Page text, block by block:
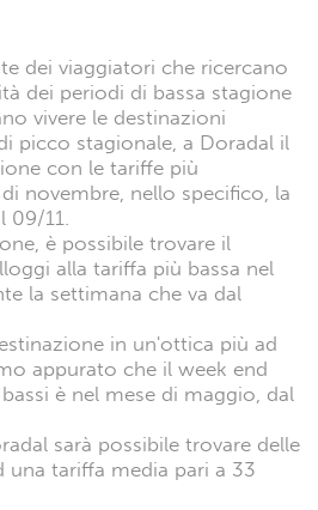
dei viaggiatori che ricercano
dei periodi di bassa stagione
vivere le destinazioni
picco stagionale, a Doradal il
con le tariffe più
novembre, nello specifico, la
09/11.
è possibile trovare il
alla tariffa più bassa nel
la settimana che va dal
in un'ottica più ad
appurato che il week end
è nel mese di maggio, dal
sarà possibile trovare delle
tariffa media pari a 33